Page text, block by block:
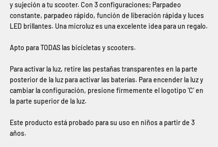
y sujeción a tu scooter. Con 3 configuraciones; Parpadeo
constante, parpadeo rápido, función de liberación rápida y luces
LED brillantes. Una microluz es una excelente idea para un regalo.
Apto para TODAS las bicicletas y scooters.
Para activar la luz, retire las pestañas transparentes en la parte
posterior de la luz para activar las baterías. Para encender la luz y
cambiar la configuración, presione firmemente el logotipo 'C' en
la parte superior de la luz.
Este producto está probado para su uso en niños a partir de 3
años.